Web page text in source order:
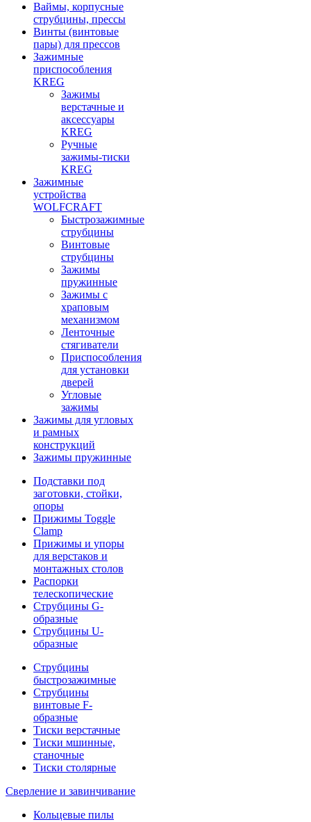
Ваймы, корпусные
струбцины, прессы
Винты (винтовые
пары) для прессов
Зажимные
приспособления
KREG
Зажимы
верстачные и
аксессуары
KREG
Ручные
зажимы-тиски
KREG
Зажимные
устройства
WOLFCRAFT
Быстрозажимные
струбцины
Винтовые
струбцины
Зажимы
пружинные
Зажимы с
храповым
механизмом
Ленточные
стягиватели
Приспособления
для установки
дверей
Угловые
зажимы
Зажимы для угловых
и рамных
конструкций
Зажимы пружинные
Подставки под
заготовки, стойки,
опоры
Прижимы Toggle
Clamp
Прижимы и упоры
для верстаков и
монтажных столов
Распорки
телескопические
Струбцины G-
образные
Струбцины U-
образные
Струбцины
быстрозажимные
Струбцины
винтовые F-
образные
Тиски верстачные
Тиски мшинные,
станочные
Тиски столярные
Сверление и завинчивание
Кольцевые пилы